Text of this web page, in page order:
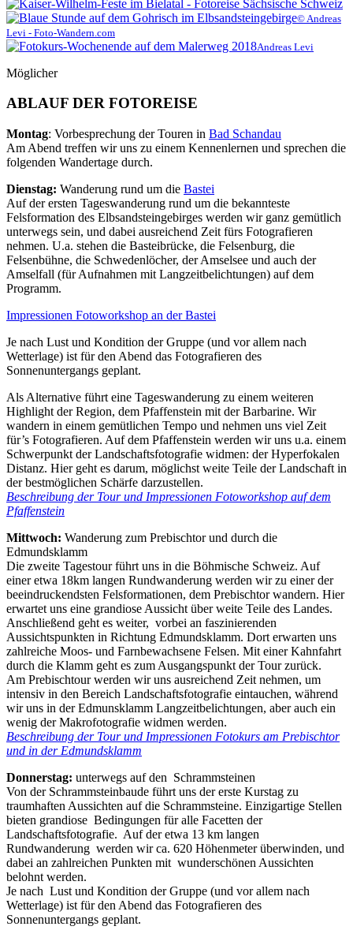
© Andreas
Levi - Foto-Wandern.com
Andreas Levi
Möglicher
ABLAUF DER FOTOREISE
Montag: Vorbesprechung der Touren in Bad Schandau
Am Abend treffen wir uns zu einem Kennenlernen und sprechen die
folgenden Wandertage durch.
Dienstag: Wanderung rund um die Bastei
Auf der ersten Tageswanderung rund um die bekannteste
Felsformation des Elbsandsteingebirges werden wir ganz gemütlich
unterwegs sein, und dabei ausreichend Zeit fürs Fotografieren
nehmen. U.a. stehen die Basteibrücke, die Felsenburg, die
Felsenbühne, die Schwedenlöcher, der Amselsee und auch der
Amselfall (für Aufnahmen mit Langzeitbelichtungen) auf dem
Programm.
Impressionen Fotoworkshop an der Bastei
Je nach Lust und Kondition der Gruppe (und vor allem nach
Wetterlage) ist für den Abend das Fotografieren des
Sonnenuntergangs geplant.
Als Alternative führt eine Tageswanderung zu einem weiteren
Highlight der Region, dem Pfaffenstein mit der Barbarine. Wir
wandern in einem gemütlichen Tempo und nehmen uns viel Zeit
für’s Fotografieren. Auf dem Pfaffenstein werden wir uns u.a. einem
Schwerpunkt der Landschaftsfotografie widmen: der Hyperfokalen
Distanz. Hier geht es darum, möglichst weite Teile der Landschaft in
der bestmöglichen Schärfe darzustellen.
Beschreibung der Tour und Impressionen Fotoworkshop auf dem
Pfaffenstein
Mittwoch: Wanderung zum Prebischtor und durch die
Edmundsklamm
Die zweite Tagestour führt uns in die Böhmische Schweiz. Auf
einer etwa 18km langen Rundwanderung werden wir zu einer der
beeindruckendsten Felsformationen, dem Prebischtor wandern. Hier
erwartet uns eine grandiose Aussicht über weite Teile des Landes.
Anschließend geht es weiter, vorbei an faszinierenden
Aussichtspunkten in Richtung Edmundsklamm. Dort erwarten uns
zahlreiche Moos- und Farnbewachsene Felsen. Mit einer Kahnfahrt
durch die Klamm geht es zum Ausgangspunkt der Tour zurück.
Am Prebischtour werden wir uns ausreichend Zeit nehmen, um
intensiv in den Bereich Landschaftsfotografie eintauchen, während
wir uns in der Edmunsklamm Langzeitbelichtungen, aber auch ein
wenig der Makrofotografie widmen werden.
Beschreibung der Tour und Impressionen Fotokurs am Prebischtor
und in der Edmundsklamm
Donnerstag: unterwegs auf den Schrammsteinen
Von der Schrammsteinbaude führt uns der erste Kurstag zu
traumhaften Aussichten auf die Schrammsteine. Einzigartige Stellen
bieten grandiose Bedingungen für alle Facetten der
Landschaftsfotografie. Auf der etwa 13 km langen
Rundwanderung werden wir ca. 620 Höhenmeter überwinden, und
dabei an zahlreichen Punkten mit wunderschönen Aussichten
belohnt werden.
Je nach Lust und Kondition der Gruppe (und vor allem nach
Wetterlage) ist für den Abend das Fotografieren des
Sonnenuntergangs geplant.